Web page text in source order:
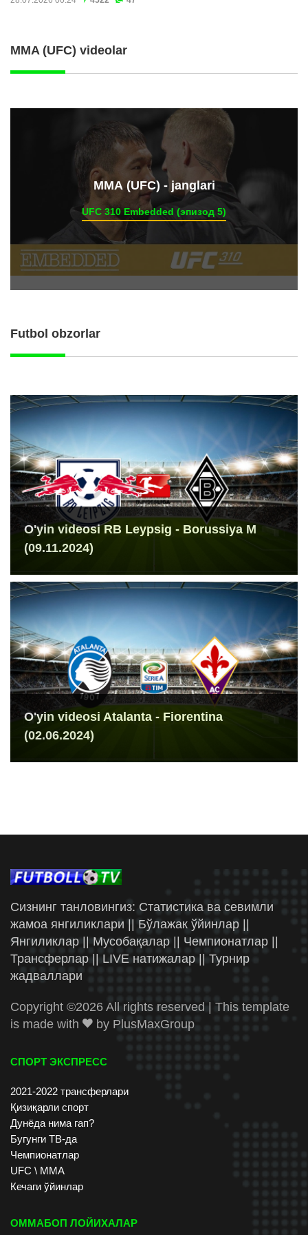
MMA (UFC) videolar
ММА (UFC) - janglari
UFC 310 Embedded (эпизод 5)
Futbol obzorlar
O'yin videosi RB Leypsig - Borussiya M
(09.11.2024)
O'yin videosi Atalanta - Fiorentina
(02.06.2024)
Сизнинг танловингиз: Статистика ва севимли
жамоа янгиликлари || Бўлажак ўйинлар ||
Янгиликлар || Мусобақалар || Чемпионатлар ||
Трансферлар || LIVE натижалар || Турнир
жадваллари
Copyright ©2026 All rights reserved | This template
is made with
by PlusMaxGroup
СПОРТ ЭКСПРЕСС
2021-2022 трансферлари
Қизиқарли спорт
Дунёда нима гап?
Бугунги ТВ-да
Чемпионатлар
UFC \ ММА
Кечаги ўйинлар
ОММАБОП ЛОЙИХАЛАР